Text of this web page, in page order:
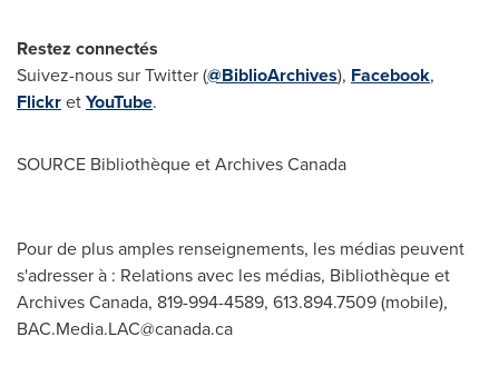
Restez connectés
Suivez-nous sur Twitter (@BiblioArchives), Facebook,
FlickretYouTube.
SOURCE Bibliothèque et Archives Canada
Pour de plus amples renseignements, les médias peuvent
s'adresser à : Relations avec les médias, Bibliothèque et
Archives Canada, 819-994-4589, 613.894.7509 (mobile),
BAC.Media.LAC@canada.ca